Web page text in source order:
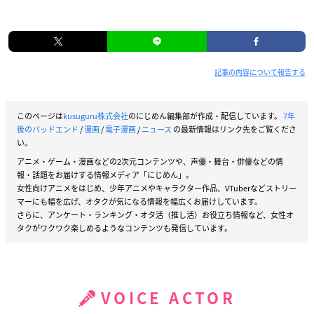
記事の内容について報告する
このページはkusuguru株式会社のにじめん編集部が作成・配信しています。 7年
後のバッドエンド/漫画/電子漫画/ニュース の最新情報はリンク先をご覧くださ
い。
アニメ・ゲーム・漫画などの2次元コンテンツや、声優・舞台・俳優などの情
報・話題をお届けする情報メディア「にじめん」。
女性向けアニメをはじめ、少年アニメやキャラクター作品、VTuberなどストリー
マーにも幅を広げ、オタクが気になる情報を幅広くお届けしています。
さらに、アンケート・ランキング・オタ活（推し活）お役立ち情報など、女性オ
タクがワクワク楽しめるようなコンテンツも発信しています。
VOICE ACTOR